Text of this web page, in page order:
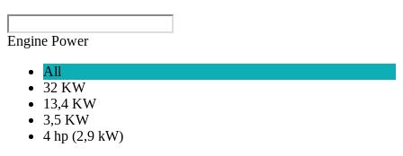
Engine Power
All
32 KW
13,4 KW
3,5 KW
4 hp (2,9 kW)